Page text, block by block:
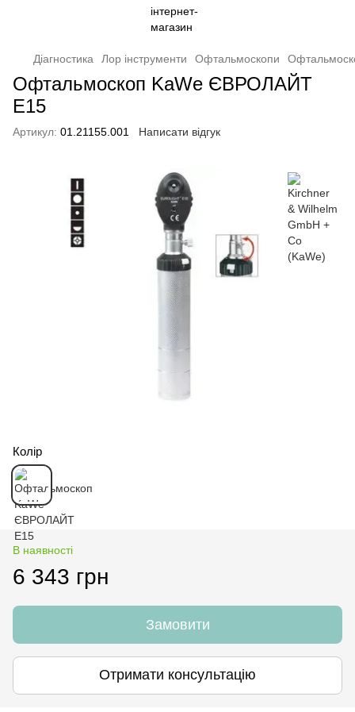
Діагностика Лор інструменти Офтальмоскопи
Офтальмоскоп KaWe ЄВРОЛАЙТ
E15
Артикул: 01.21155.001 Написати відгук
Колір
В наявності
6 343 грн
Замовити
Отримати консультацію